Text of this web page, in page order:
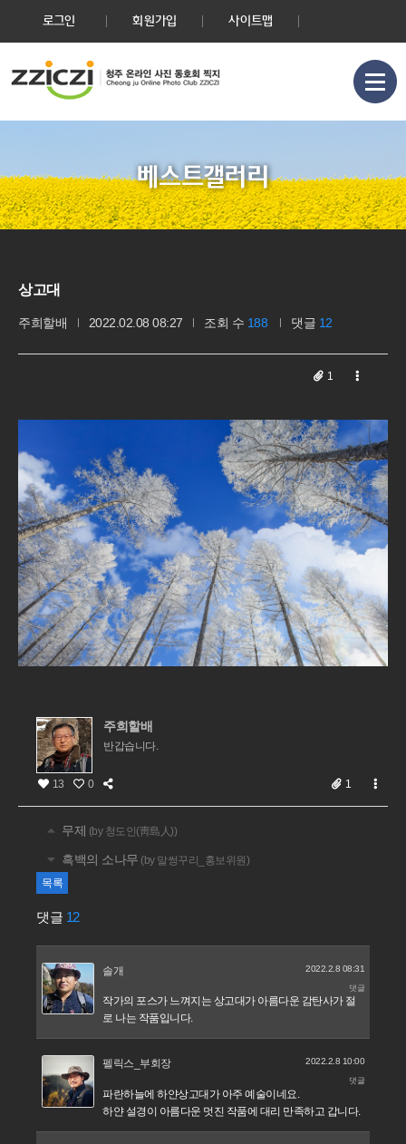
로그인 회원가입 사이트맵
베스트갤러리
상고대
주희할배 2022.02.08 08:27 조회 수 188 댓글 12
1
주희할배
반갑습니다.
13 0 1
무제 (by 청도인(靑島人))
흑백의 소나무 (by 말썽꾸리_홍보위원)
목록
댓글 12
솔개 2022.2.8 08:31
댓글
작가의 포스가 느껴지는 상고대가 아름다운 감탄사가 절
로 나는 작품입니다.
펠릭스_부회장 2022.2.8 10:00
댓글
파란하늘에 하얀상고대가 아주 예술이네요.
하얀 설경이 아름다운 멋진 작품에 대리 만족하고 갑니다.